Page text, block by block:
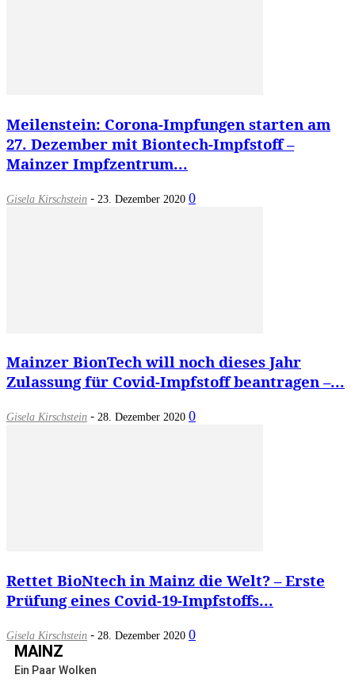
Meilenstein: Corona-Impfungen starten am
27. Dezember mit Biontech-Impfstoff –
Mainzer Impfzentrum...
Gisela Kirschstein - 23. Dezember 2020 0
Mainzer BionTech will noch dieses Jahr
Zulassung für Covid-Impfstoff beantragen –...
Gisela Kirschstein - 28. Dezember 2020 0
Rettet BioNtech in Mainz die Welt? – Erste
Prüfung eines Covid-19-Impfstoffs...
Gisela Kirschstein - 28. Dezember 2020 0
MAINZ
Ein Paar Wolken